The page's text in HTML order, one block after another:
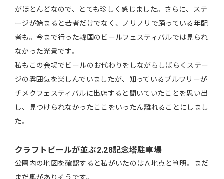
がほとんどなので、とても珍しく感じました。さらに、ステ
ージが始まると若者だけでなく、ノリノリで踊っている年配
者も。今まで行った韓国のビールフェスティバルでは見られ
なかった光景です。
私もこの会場でビールのお代わりをしながらしばらくステー
ジの雰囲気を楽しんでいましたが、知っているブルワリーが
チメクフェスティバルに出店すると聞いていたことを思い出
し、見つけられなかったここをいったん離れることにしまし
た。
クラフトビールが並ぶ2.28記念塔駐車場
公園内の地図を確認すると私がいたのはＡ地点と判明。まだ